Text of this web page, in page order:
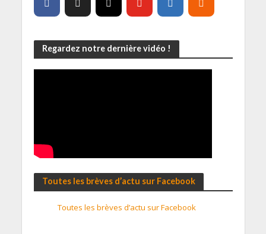
Regardez notre dernière vidéo !
Toutes les brèves d’actu sur Facebook
Toutes les brèves d’actu sur Facebook